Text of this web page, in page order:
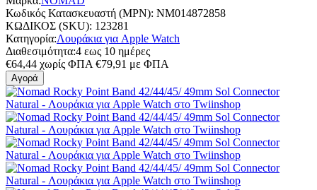
Κωδικός Κατασκευαστή (MPN): NM014872858
ΚΩΔΙΚΟΣ (SKU): 123281
Κατηγορία:Λουράκια για Apple Watch
Διαθεσιμότητα:4 εως 10 ημέρες
€64,44 χωρίς ΦΠΑ €79,91 με ΦΠΑ
Αγορά